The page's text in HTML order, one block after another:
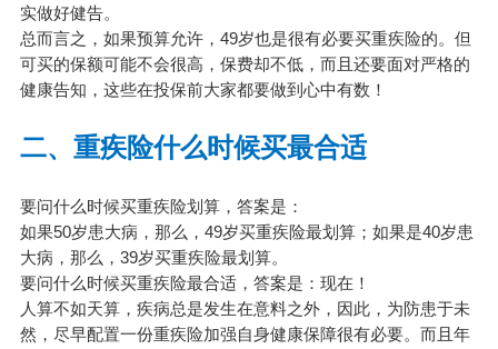
实做好健告。
总而言之，如果预算允许，49岁也是很有必要买重疾险的。但
可买的保额可能不会很高，保费却不低，而且还要面对严格的
健康告知，这些在投保前大家都要做到心中有数！
二、重疾险什么时候买最合适
要问什么时候买重疾险划算，答案是：
如果50岁患大病，那么，49岁买重疾险最划算；如果是40岁患
大病，那么，39岁买重疾险最划算。
要问什么时候买重疾险最合适，答案是：现在！
人算不如天算，疾病总是发生在意料之外，因此，为防患于未
然，尽早配置一份重疾险加强自身健康保障很有必要。而且年